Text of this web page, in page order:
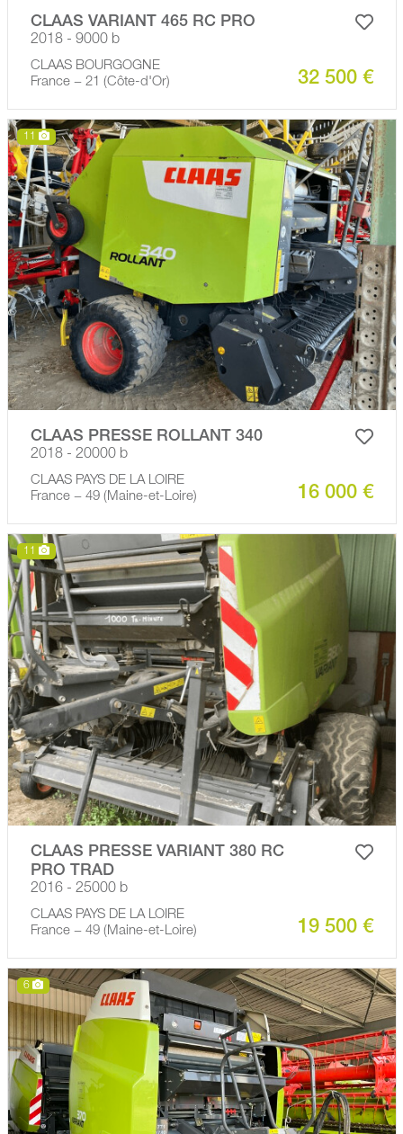
CLAAS VARIANT 465 RC PRO
2018 - 9000 b
CLAAS BOURGOGNE
France − 21 (Côte-d'Or)
32 500 €
11
CLAAS PRESSE ROLLANT 340
2018 - 20000 b
CLAAS PAYS DE LA LOIRE
France − 49 (Maine-et-Loire)
16 000 €
11
CLAAS PRESSE VARIANT 380 RC
PRO TRAD
2016 - 25000 b
CLAAS PAYS DE LA LOIRE
France − 49 (Maine-et-Loire)
19 500 €
6